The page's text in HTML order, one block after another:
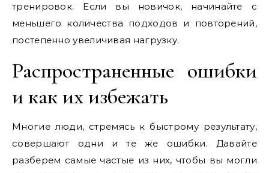
тренировок. Если вы новичок, начинайте с
меньшего количества подходов и повторений,
постепенно увеличивая нагрузку.
Распространенные ошибки
и как их избежать
Многие люди, стремясь к быстрому результату,
совершают одни и те же ошибки. Давайте
разберем самые частые из них, чтобы вы могли